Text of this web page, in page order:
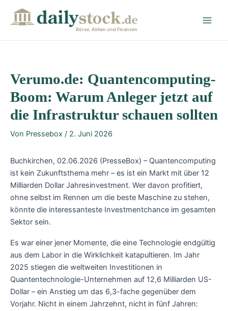
Börse, Aktien und Finanzen
Verumo.de: Quantencomputing-
Boom: Warum Anleger jetzt auf
die Infrastruktur schauen sollten
Von Pressebox / 2. Juni 2026
Buchkirchen, 02.06.2026 (PresseBox) – Quantencomputing
ist kein Zukunftsthema mehr – es ist ein Markt mit über 12
Milliarden Dollar Jahresinvestment. Wer davon profitiert,
ohne selbst im Rennen um die beste Maschine zu stehen,
könnte die interessanteste Investmentchance im gesamten
Sektor sein.
Es war einer jener Momente, die eine Technologie endgültig
aus dem Labor in die Wirklichkeit katapultieren. Im Jahr
2025 stiegen die weltweiten Investitionen in
Quantentechnologie-Unternehmen auf 12,6 Milliarden US-
Dollar – ein Anstieg um das 6,3-fache gegenüber dem
Vorjahr. Nicht in einem Jahrzehnt, nicht in fünf Jahren: